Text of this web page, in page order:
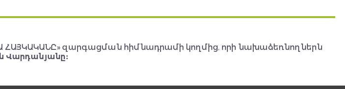
ՀԱՅԿԱԿԱՆԸ» զարգացման հիմնադրամի կողմից, որի նախաձեռնողներն
Վարդանյանը: